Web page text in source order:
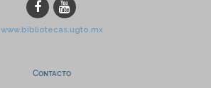
www.bibliotecas.ugto.mx
Contacto